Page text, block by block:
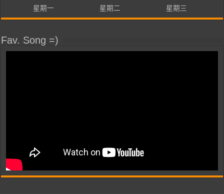
星期一 星期二 星期三
Fav. Song =)